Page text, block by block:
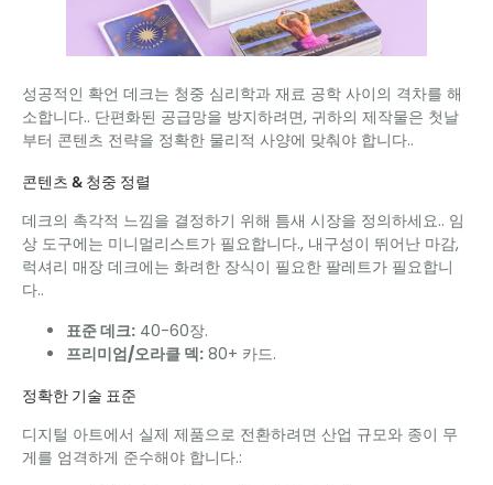
성공적인 확언 데크는 청중 심리학과 재료 공학 사이의 격차를 해
소합니다.. 단편화된 공급망을 방지하려면, 귀하의 제작물은 첫날
부터 콘텐츠 전략을 정확한 물리적 사양에 맞춰야 합니다..
콘텐츠 & 청중 정렬
데크의 촉각적 느낌을 결정하기 위해 틈새 시장을 정의하세요.. 임
상 도구에는 미니멀리스트가 필요합니다., 내구성이 뛰어난 마감,
럭셔리 매장 데크에는 화려한 장식이 필요한 팔레트가 필요합니
다..
표준 데크: 40-60장.
프리미엄/오라클 덱: 80+ 카드.
정확한 기술 표준
디지털 아트에서 실제 제품으로 전환하려면 산업 규모와 종이 무
게를 엄격하게 준수해야 합니다.: